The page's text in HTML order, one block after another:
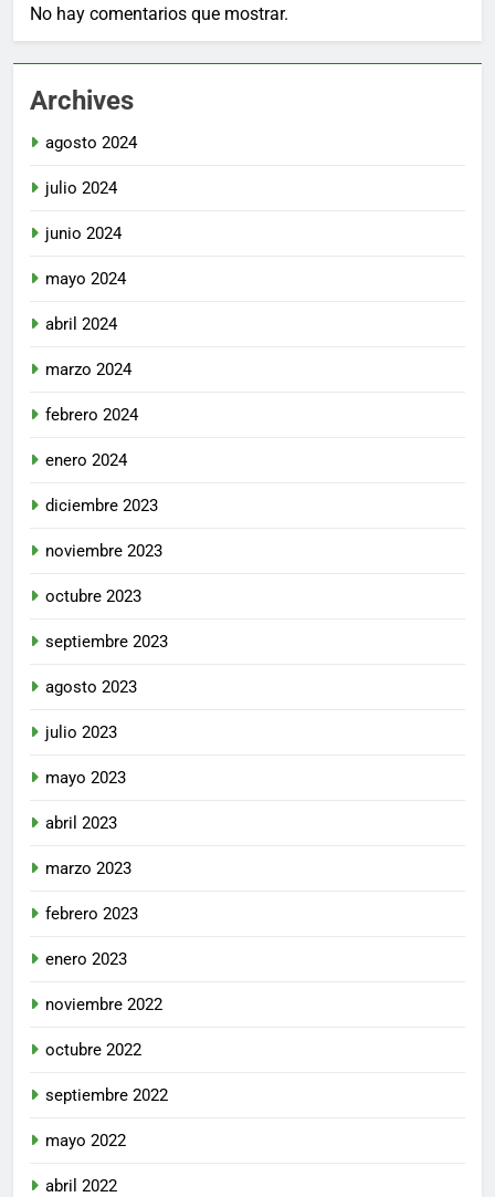
No hay comentarios que mostrar.
Archives
agosto 2024
julio 2024
junio 2024
mayo 2024
abril 2024
marzo 2024
febrero 2024
enero 2024
diciembre 2023
noviembre 2023
octubre 2023
septiembre 2023
agosto 2023
julio 2023
mayo 2023
abril 2023
marzo 2023
febrero 2023
enero 2023
noviembre 2022
octubre 2022
septiembre 2022
mayo 2022
abril 2022